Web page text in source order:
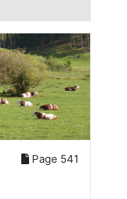
Page 541